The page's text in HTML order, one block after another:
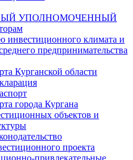
УПОЛНОМОЧЕННЫЙ
инвестиционного климата и
предпринимательства
Курганской области
города Кургана
объектов и
проекта
привлекательные